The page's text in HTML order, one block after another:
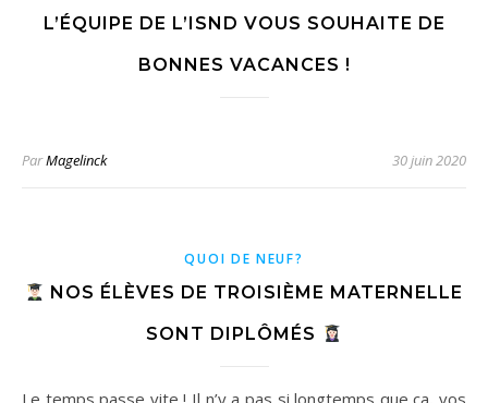
L’ÉQUIPE DE L’ISND VOUS SOUHAITE DE
BONNES VACANCES !
ParMagelinck 30 juin 2020
QUOI DE NEUF?
NOS ÉLÈVES DE TROISIÈME MATERNELLE
SONT DIPLÔMÉS
Le temps passe vite ! Il n’y a pas si longtemps que ça, vos